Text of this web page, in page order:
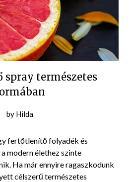
természetes
Posted
2017-
07-
25
by Hilda
fertőtlenítő folyadék és
modern élethez szinte
Ha már ennyire ragaszkodunk
célszerű természetes